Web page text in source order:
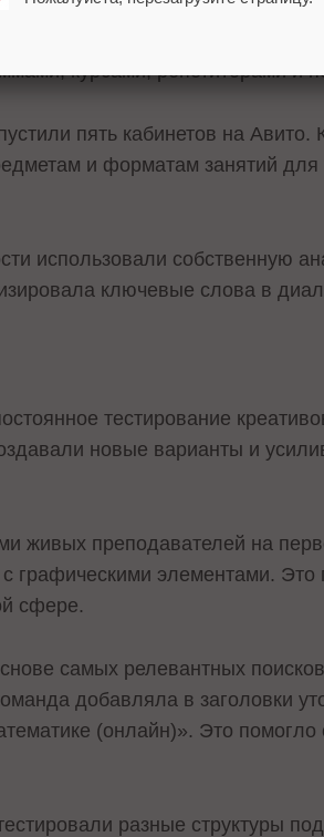
Использовали текстово-
Аудиторные параметры
курсами, репетиторами и
пять кабинетов на
и форматам занятий
использовали собственную
ключевые слова в
тестирование
новые варианты и
живых преподавателей на
графическими элементами.
сфере.
самых релевантных
добавляла в заголовки
(онлайн)». Это помогло
разные структуры